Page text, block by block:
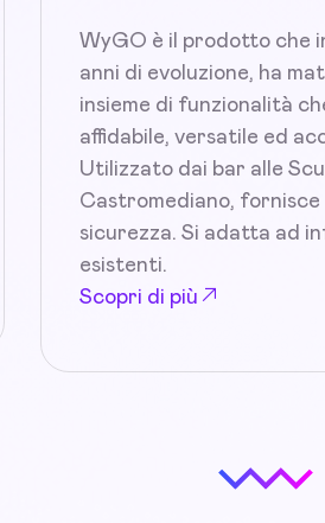
WyGO è il prodotto che
anni di evoluzione, ha
insieme di funzionalità
affidabile, versatile ed
Utilizzato dai bar alle
Castromediano,
sicurezza. Si adatta ad
esistenti.
Scopri di più